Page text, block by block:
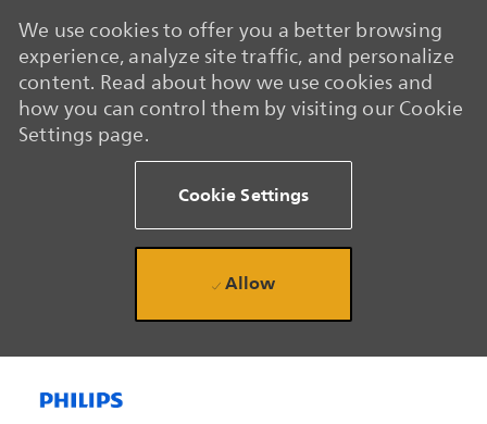
We use cookies to offer you a better browsing
experience, analyze site traffic, and personalize
content. Read about how we use cookies and
how you can control them by visiting our Cookie
Settings page.
Cookie Settings
Allow